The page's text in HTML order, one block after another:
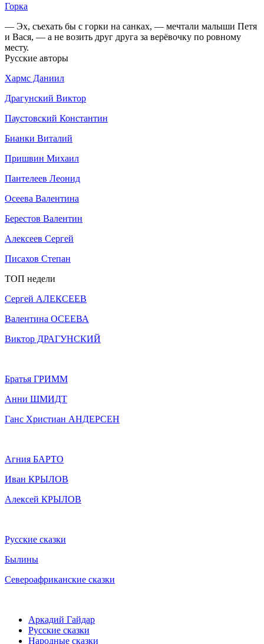
Горка
— Эх, съехать бы с горки на санках, — мечтали малыши Петя
и Вася, — а не возить друг друга за верёвочку по ровному
месту.
Русские авторы
Хармс Даниил
Драгунский Виктор
Паустовский Константин
Бианки Виталий
Пришвин Михаил
Пантелеев Леонид
Осеева Валентина
Берестов Валентин
Алексеев Сергей
Писахов Степан
ТОП недели
Сергей АЛЕКСЕЕВ
Валентина ОСЕЕВА
Виктор ДРАГУНСКИЙ
Братья ГРИММ
Анни ШМИДТ
Ганс Христиан АНДЕРСЕН
Агния БАРТО
Иван КРЫЛОВ
Алексей КРЫЛОВ
Русские сказки
Былины
Североафриканские сказки
Аркадий Гайдар
Русские сказки
Народные сказки